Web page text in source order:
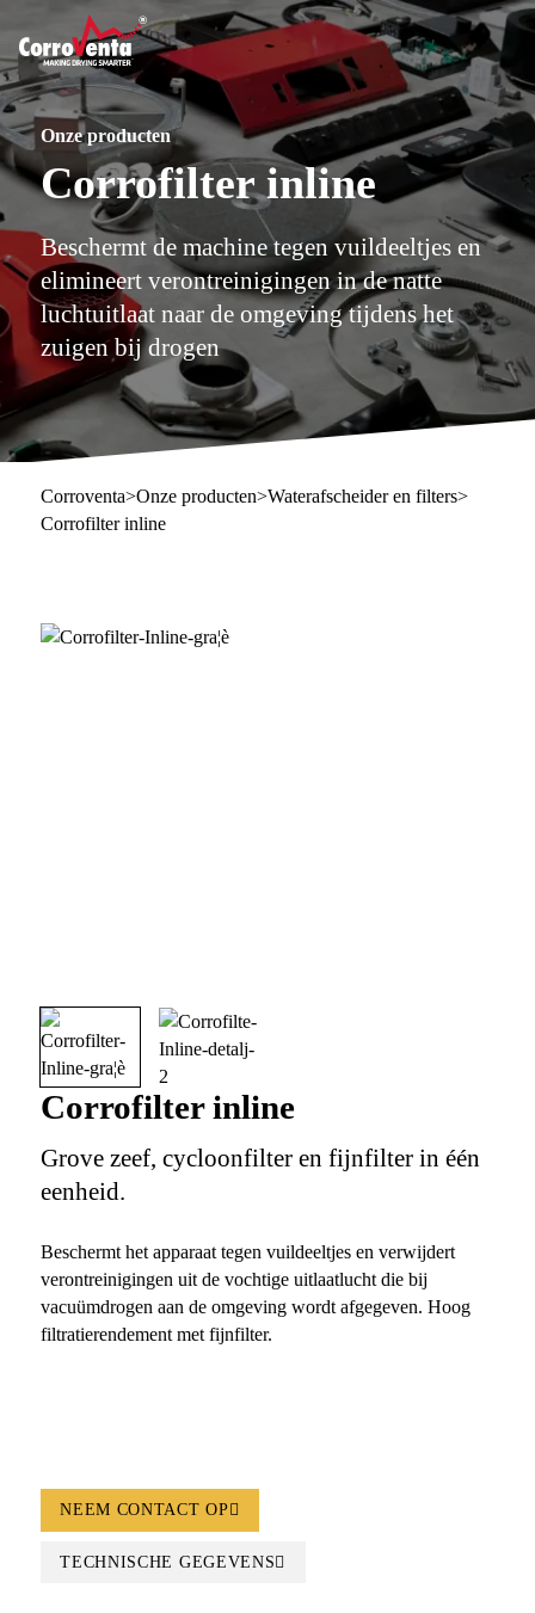
Onze producten
Corrofilter inline
Beschermt de machine tegen vuildeeltjes en
elimineert verontreinigingen in de natte
luchtuitlaat naar de omgeving tijdens het
zuigen bij drogen
Corroventa>Onze producten>Waterafscheider en filters>
Corrofilter inline
Corrofilter inline
Grove zeef, cycloonfilter en fijnfilter in één
eenheid.
Beschermt het apparaat tegen vuildeeltjes en verwijdert
verontreinigingen uit de vochtige uitlaatlucht die bij
vacuümdrogen aan de omgeving wordt afgegeven. Hoog
filtratierendement met fijnfilter.
NEEM CONTACT OP
TECHNISCHE GEGEVENS